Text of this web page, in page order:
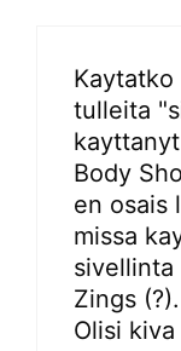
tulleita
Body
en osais
missa
Zings (?).
Olisi